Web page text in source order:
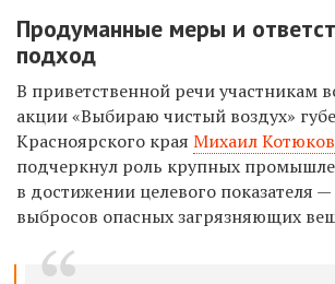
Продуманные меры и
подход
В приветственной речи участникам
акции «Выбираю чистый воздух»
Красноярского края Михаил Котюков
подчеркнул роль крупных
в достижении целевого показателя
выбросов опасных загрязняющих